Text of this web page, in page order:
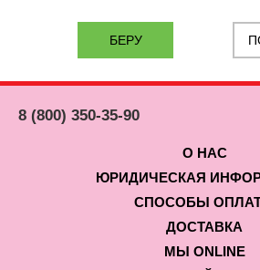
8 (800) 350-35-90
О НАС
ЮРИДИЧЕСКАЯ
СПОСОБЫ
ДОСТАВКА
МЫ ONLINE